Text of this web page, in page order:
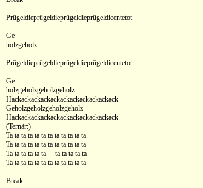
Prügeldieprügeldieprügeldieprügeldieentetot
Ge
holzgeholz
Prügeldieprügeldieprügeldieprügeldieentetot
Ge
holzgeholzgeholzgeholz
Hackackackackackackackackackackack
Geholzgeholzgeholzgeholz
Hackackackackackackackackackackack
(Ternär:)
Ta ta ta ta ta ta ta ta ta ta ta ta
Ta ta ta ta ta ta ta ta ta ta ta ta
Ta ta ta ta ta ta ta ta ta ta ta
Ta ta ta ta ta ta ta ta ta ta ta ta
Break